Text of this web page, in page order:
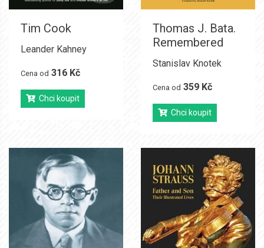
Tim Cook
Leander Kahney
Cena od 316 Kč
Chci koupit
Thomas J. Bata.
Remembered
Stanislav Knotek
Cena od 359 Kč
Chci koupit